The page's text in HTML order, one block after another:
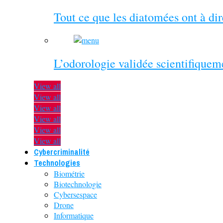
Tout ce que les diatomées ont à
L’odorologie validée
View all
View all
View all
View all
View all
View all
Cybercriminalité
Technologies
Biométrie
Biotechnologie
Cybersespace
Drone
Informatique